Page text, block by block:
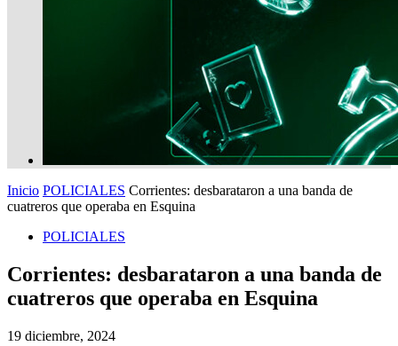
Inicio POLICIALES Corrientes: desbarataron a una banda de
cuatreros que operaba en Esquina
POLICIALES
Corrientes: desbarataron a una banda de
cuatreros que operaba en Esquina
19 diciembre, 2024